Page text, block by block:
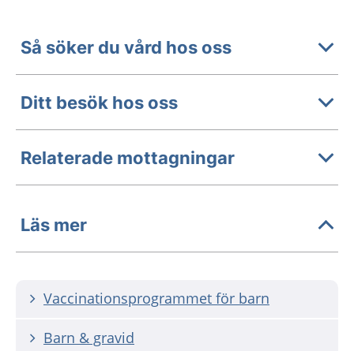
Så söker du vård hos oss
Ditt besök hos oss
Relaterade mottagningar
Läs mer
Vaccinationsprogrammet för barn
Barn & gravid